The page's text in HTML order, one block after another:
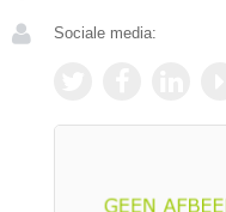
Sociale media: